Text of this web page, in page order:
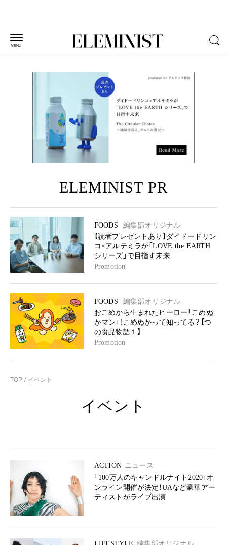
MENU
ELEMINIST PR
FOODS
編集部オリジナル
【読者プレゼントあり】ダイドードリン
コ×アルテミラが「LOVE the EARTH
シリーズ」で目指す未来
Promotion
FOODS
編集部オリジナル
おこめから生まれたヒーロー「こめぬ
かマン」！こめぬかって知ってる？【つ
の食品物語１】
Promotion
TOP イベント
イベント
ACTION ニュース
「100万人のキャンドルナイト2020」オ
ンライン開催が決定！UAなど豪華アー
ティストがライブ出演